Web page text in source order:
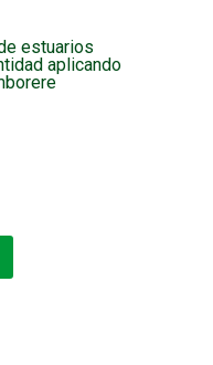
estuarios
aplicando